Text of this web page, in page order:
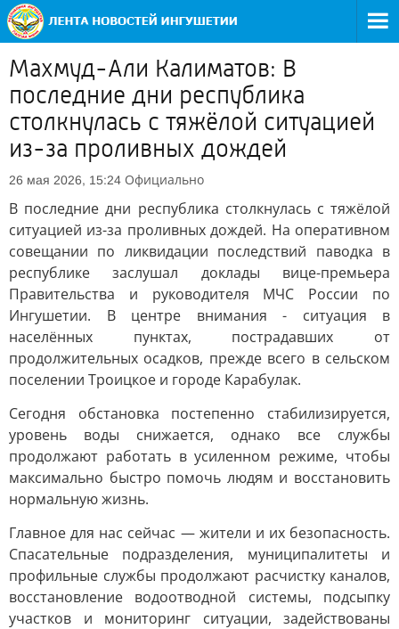
Махмуд-Али Калиматов: В
последние дни республика
столкнулась с тяжёлой ситуацией
из-за проливных дождей
26 мая 2026, 15:24 Официально
В последние дни республика столкнулась с тяжёлой
ситуацией из-за проливных дождей. На оперативном
совещании по ликвидации последствий паводка в
республике заслушал доклады вице-премьера
Правительства и руководителя МЧС России по
Ингушетии. В центре внимания - ситуация в
населённых пунктах, пострадавших от
продолжительных осадков, прежде всего в сельском
поселении Троицкое и городе Карабулак.
Сегодня обстановка постепенно стабилизируется,
уровень воды снижается, однако все службы
продолжают работать в усиленном режиме, чтобы
максимально быстро помочь людям и восстановить
нормальную жизнь.
Главное для нас сейчас — жители и их безопасность.
Спасательные подразделения, муниципалитеты и
профильные службы продолжают расчистку каналов,
восстановление водоотводной системы, подсыпку
участков и мониторинг ситуации, задействованы